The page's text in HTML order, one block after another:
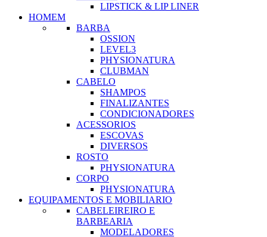
LIPSTICK & LIP LINER
HOMEM
BARBA
OSSION
LEVEL3
PHYSIONATURA
CLUBMAN
CABELO
SHAMPOS
FINALIZANTES
CONDICIONADORES
ACESSORIOS
ESCOVAS
DIVERSOS
ROSTO
PHYSIONATURA
CORPO
PHYSIONATURA
EQUIPAMENTOS E MOBILIARIO
CABELEIREIRO E
BARBEARIA
MODELADORES